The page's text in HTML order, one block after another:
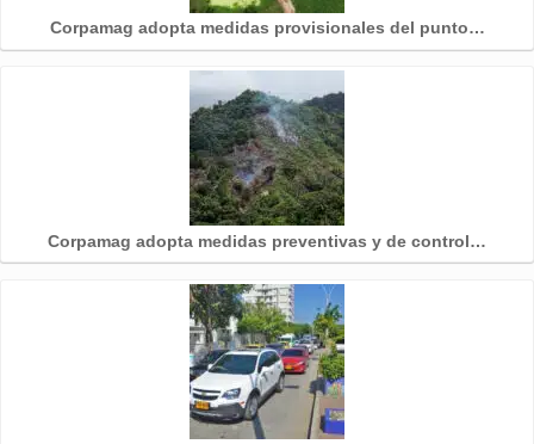
Corpamag adopta medidas provisionales del punto…
Corpamag adopta medidas preventivas y de control…